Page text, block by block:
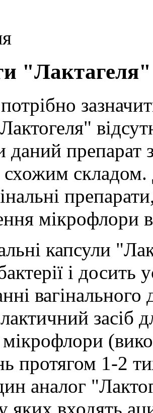
"Лактагеля"
даний препарат
схожим
мікрофлори
капсули
і
засіб
протягом 1-2
аналог